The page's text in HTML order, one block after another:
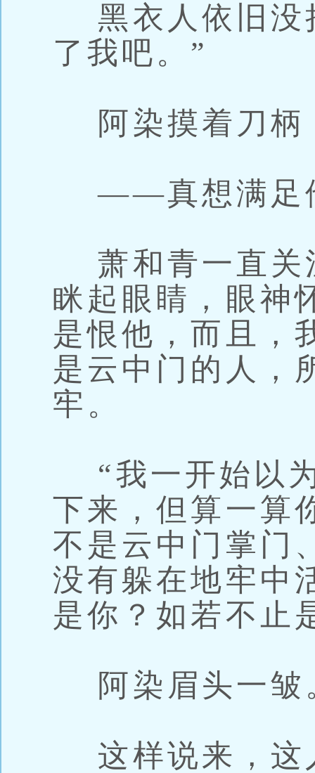
黑衣人依旧没
了我吧。”
阿染摸着刀柄
——真想满足
萧和青一直关
眯起眼睛，眼神
是恨他，而且，
是云中门的人，
牢。
“我一开始以
下来，但算一算
不是云中门掌门
没有躲在地牢中
是你？如若不止
阿染眉头一皱
这样说来，这